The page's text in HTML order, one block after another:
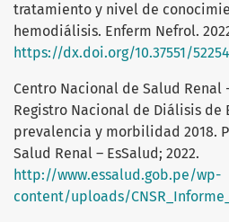
tratamiento y nivel de
hemodiálisis. Enferm Nefrol.
https://dx.doi.org/10.37551/
Centro Nacional de Salud Renal
Registro Nacional de Diálisis de
prevalencia y morbilidad 2018.
Salud Renal – EsSalud; 2022.
http://www.essalud.gob.pe/wp-
content/uploads/